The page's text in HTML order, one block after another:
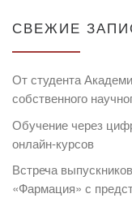
СВЕЖИЕ
От студента
собственного
Обучение через
онлайн-курсов
Встреча
«Фармация» с